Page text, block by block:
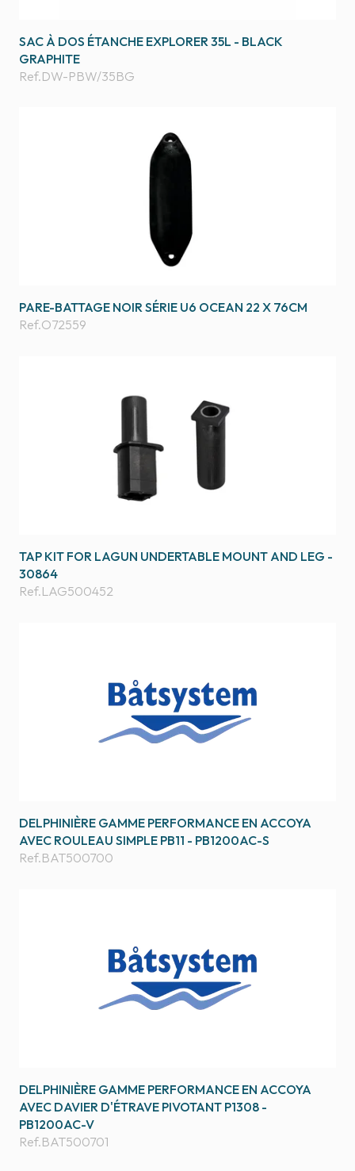
SAC À DOS ÉTANCHE EXPLORER 35L - BLACK
GRAPHITE
Ref.DW-PBW/35BG
PARE-BATTAGE NOIR SÉRIE U6 OCEAN 22 X 76CM
Ref.O72559
TAP KIT FOR LAGUN UNDERTABLE MOUNT AND LEG -
30864
Ref.LAG500452
DELPHINIÈRE GAMME PERFORMANCE EN ACCOYA
AVEC ROULEAU SIMPLE PB11 - PB1200AC-S
Ref.BAT500700
DELPHINIÈRE GAMME PERFORMANCE EN ACCOYA
AVEC DAVIER D'ÉTRAVE PIVOTANT P1308 -
PB1200AC-V
Ref.BAT500701